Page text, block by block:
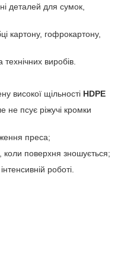
деталей для сумок,
картону, гофрокартону,
виробів.
високої щільності HDPE
не псує ріжучі кромки
преса;
поверхня зношується;
роботі.